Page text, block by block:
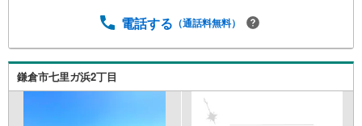
し、 湘南らしい時間を満喫できます。
電話する （通話料無料）
鎌倉市七里ガ浜2丁目